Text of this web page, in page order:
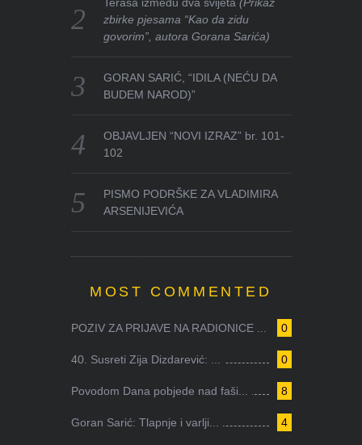
zbirke pjesama “Kao da zidu
govorim”, autora Gorana Sarića)
GORAN SARIĆ, “IDILA (NEĆU DA
BUDEM NAROD)”
OBJAVLJEN “NOVI IZRAZ” br. 101-
102
PISMO PODRŠKE ZA VLADIMIRA
ARSENIJEVIĆA
MOST COMMENTED
0
POZIV ZA PRIJAVE NA RADIONICE ...
0
40. Susreti Zija Dizdarević: ...
8
Povodom Dana pobjede nad faši...
4
Goran Sarić: Tlapnje i varlji...